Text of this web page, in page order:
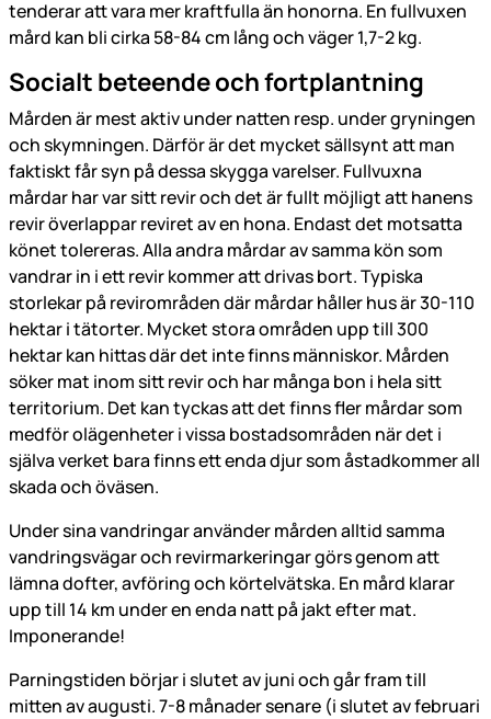
tenderar att vara mer kraftfulla än honorna. En fullvuxen
mård kan bli cirka 58-84 cm lång och väger 1,7-2 kg.
Socialt beteende och fortplantning
Mården är mest aktiv under natten resp. under gryningen
och skymningen. Därför är det mycket sällsynt att man
faktiskt får syn på dessa skygga varelser. Fullvuxna
mårdar har var sitt revir och det är fullt möjligt att hanens
revir överlappar reviret av en hona. Endast det motsatta
könet tolereras. Alla andra mårdar av samma kön som
vandrar in i ett revir kommer att drivas bort. Typiska
storlekar på revirområden där mårdar håller hus är 30-110
hektar i tätorter. Mycket stora områden upp till 300
hektar kan hittas där det inte finns människor. Mården
söker mat inom sitt revir och har många bon i hela sitt
territorium. Det kan tyckas att det finns fler mårdar som
medför olägenheter i vissa bostadsområden när det i
själva verket bara finns ett enda djur som åstadkommer all
skada och öväsen.
Under sina vandringar använder mården alltid samma
vandringsvägar och revirmarkeringar görs genom att
lämna dofter, avföring och körtelvätska. En mård klarar
upp till 14 km under en enda natt på jakt efter mat.
Imponerande!
Parningstiden börjar i slutet av juni och går fram till
mitten av augusti. 7-8 månader senare (i slutet av februari